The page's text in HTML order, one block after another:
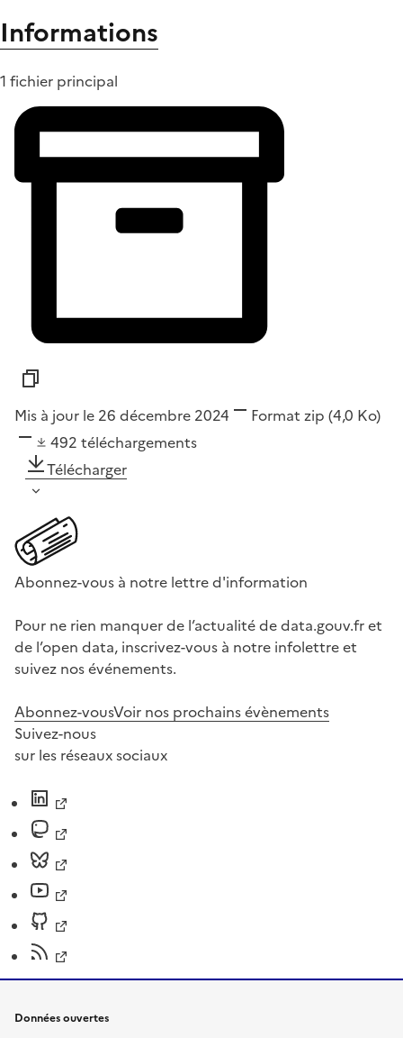
Informations
1 fichier principal
Mis à jour le 26 décembre 2024 Format zip (4,0 Ko)
492 téléchargements
Télécharger
Abonnez-vous à notre lettre d'information
Pour ne rien manquer de l’actualité de data.gouv.fr et
de l’open data, inscrivez-vous à notre infolettre et
suivez nos événements.
Abonnez-vousVoir nos prochains évènements
Suivez-nous
sur les réseaux sociaux
Données ouvertes